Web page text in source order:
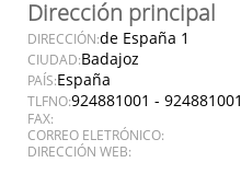
Dirección principal
DIRECCIÓN:de España 1
CIUDAD:Badajoz
PAÍS:España
TLFNO:924881001 - 924881001
FAX:
CORREO ELETRÓNICO:
DIRECCIÓN WEB: